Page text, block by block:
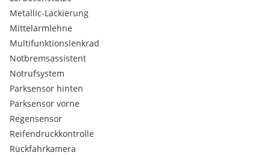
Metallic-Lackierung
Mittelarmlehne
Multifunktionslenkrad
Notbremsassistent
Notrufsystem
Parksensor hinten
Parksensor vorne
Regensensor
Reifendruckkontrolle
Rückfahrkamera